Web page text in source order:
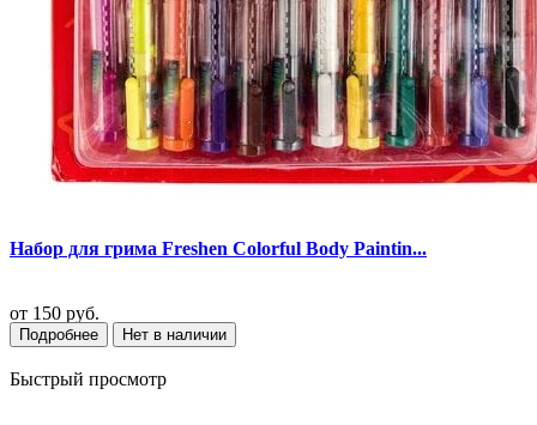
Набор для грима Freshen Colorful Body Paintin...
от 150 руб.
Подробнее Нет в наличии
Быстрый просмотр